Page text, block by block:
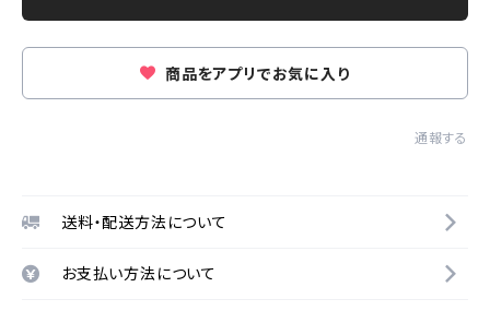
商品をアプリでお気に入り
通報する
送料・配送方法について
お支払い方法について